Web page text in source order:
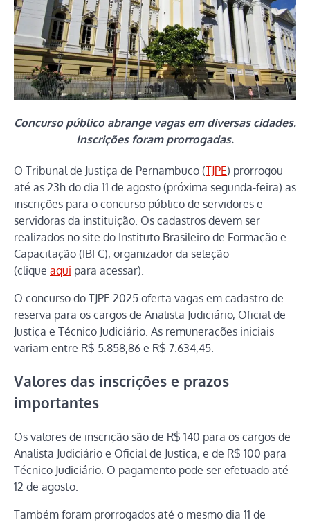
Concurso público abrange vagas em diversas cidades.
Inscrições foram prorrogadas.
O Tribunal de Justiça de Pernambuco (TJPE) prorrogou
até as 23h do dia 11 de agosto (próxima segunda-feira) as
inscrições para o concurso público de servidores e
servidoras da instituição. Os cadastros devem ser
realizados no site do Instituto Brasileiro de Formação e
Capacitação (IBFC), organizador da seleção
(clique aqui para acessar).
O concurso do TJPE 2025 oferta vagas em cadastro de
reserva para os cargos de Analista Judiciário, Oficial de
Justiça e Técnico Judiciário. As remunerações iniciais
variam entre R$ 5.858,86 e R$ 7.634,45.
Valores das inscrições e prazos
importantes
Os valores de inscrição são de R$ 140 para os cargos de
Analista Judiciário e Oficial de Justiça, e de R$ 100 para
Técnico Judiciário. O pagamento pode ser efetuado até
12 de agosto.
Também foram prorrogados até o mesmo dia 11 de